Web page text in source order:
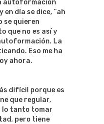
autoformación
en día se dice, “ah
se quieren
que no es así y
La
Eso me ha
ahora.
difícil porque es
que regular,
lo tanto tomar
pero tiene